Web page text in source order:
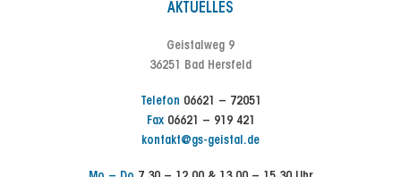
AKTUELLES
Geistalweg 9
36251 Bad Hersfeld
Telefon 06621 – 72051
Fax06621 – 919 421
kontakt@gs-geistal.de